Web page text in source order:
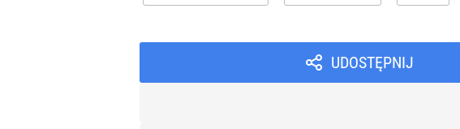
UDOSTĘPNIJ